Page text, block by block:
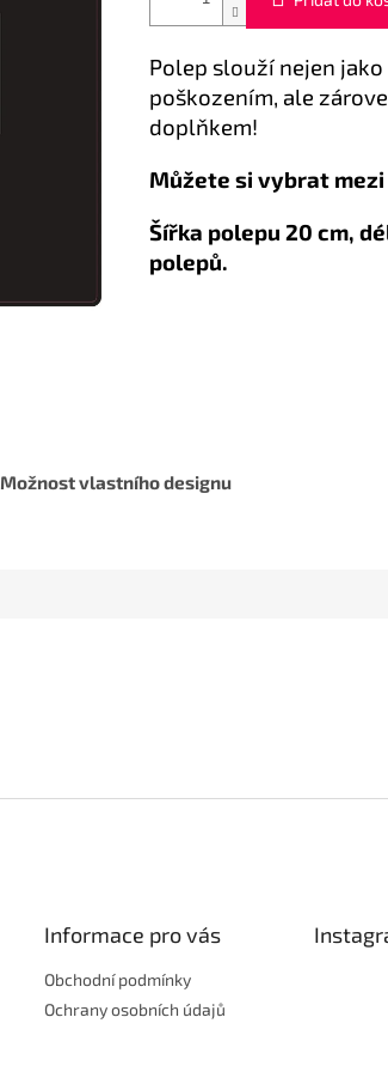
Polep slouží nejen jako
poškozením, ale
doplňkem!
Můžete si vybrat
Šířka polepu 20 cm,
polepů.
Možnost vlastního designu
Informace pro vás
Obchodní podmínky
Ochrany osobních údajů